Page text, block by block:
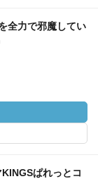
全力で邪魔してい
ぱれっとコ